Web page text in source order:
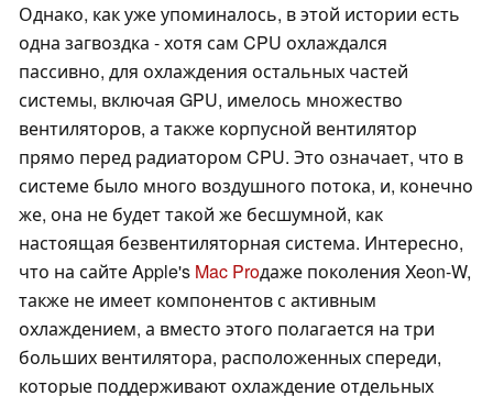
Однако, как уже упоминалось, в этой истории есть
одна загвоздка - хотя сам CPU охлаждался
пассивно, для охлаждения остальных частей
системы, включая GPU, имелось множество
вентиляторов, а также корпусной вентилятор
прямо перед радиатором CPU. Это означает, что в
системе было много воздушного потока, и, конечно
же, она не будет такой же бесшумной, как
настоящая безвентиляторная система. Интересно,
что на сайте Apple's Mac Proдаже поколения Xeon-W,
также не имеет компонентов с активным
охлаждением, а вместо этого полагается на три
больших вентилятора, расположенных спереди,
которые поддерживают охлаждение отдельных